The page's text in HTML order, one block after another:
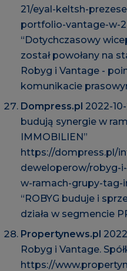
21/eyal-keltsh-
portfolio-vantage-w-
“Dotychczasowy
został powołany na
Robyg i Vantage -
komunikacie
Dompress.pl 2022-10-
budują synergie w
IMMOBILIEN”
https://dompress.pl/
deweloperow/robyg-
w-ramach-grupy-tag-
“ROBYG buduje i
działa w segmencie
Propertynews.pl
Robyg i Vantage.
https://